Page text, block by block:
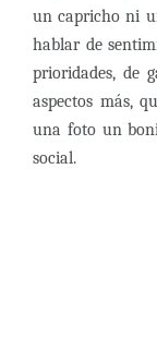
un capricho ni
hablar de
prioridades, de
aspectos más,
una foto un
social.